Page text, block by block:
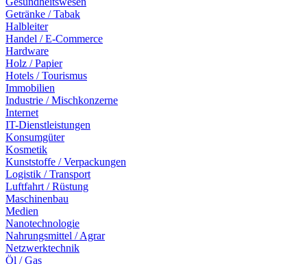
Getränke / Tabak
Halbleiter
Handel / E-Commerce
Hardware
Holz / Papier
Hotels / Tourismus
Immobilien
Industrie / Mischkonzerne
Internet
IT-Dienstleistungen
Konsumgüter
Kosmetik
Kunststoffe / Verpackungen
Logistik / Transport
Luftfahrt / Rüstung
Maschinenbau
Medien
Nanotechnologie
Nahrungsmittel / Agrar
Netzwerktechnik
Öl / Gas